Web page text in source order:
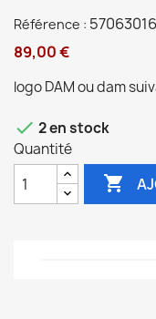
Référence :
89,00 €
logo DAM ou dam
 2 en stock
Quantité
